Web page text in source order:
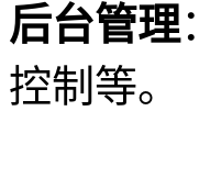
后台管理